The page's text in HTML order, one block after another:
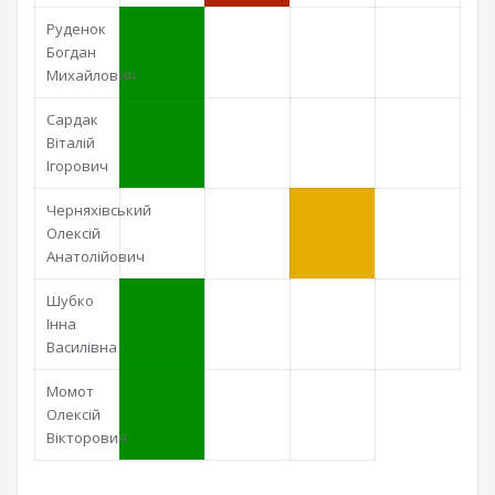
Руденок
Богдан
Михайлович
Сардак
Віталій
Ігорович
Черняхівський
Олексій
Анатолійович
Шубко
Інна
Василівна
Момот
Олексій
Вікторович